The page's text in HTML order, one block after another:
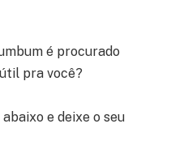
é procurado
pra você?
e deixe o seu